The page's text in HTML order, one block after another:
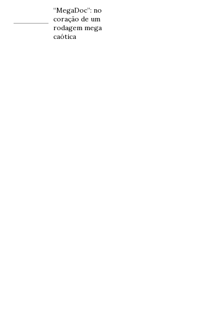
“MegaDoc”: no
coração de um
rodagem mega
caótica